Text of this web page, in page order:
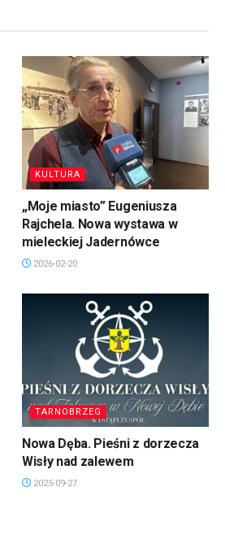
KULTURA
„Moje miasto” Eugeniusza
Rajchela. Nowa wystawa w
mieleckiej Jadernówce
2026-02-20
TARNOBRZEG
Nowa Dęba. Pieśni z dorzecza
Wisły nad zalewem
2025-09-27